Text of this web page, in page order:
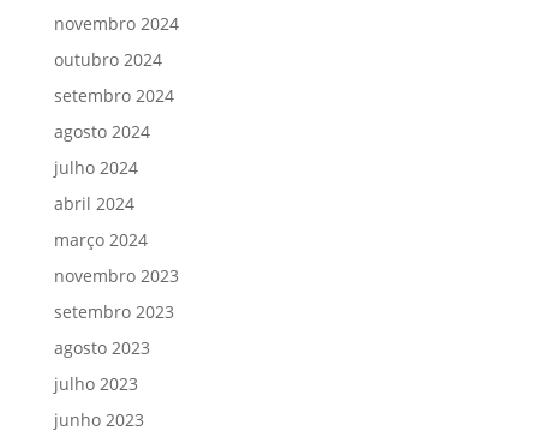
novembro 2024
outubro 2024
setembro 2024
agosto 2024
julho 2024
abril 2024
março 2024
novembro 2023
setembro 2023
agosto 2023
julho 2023
junho 2023